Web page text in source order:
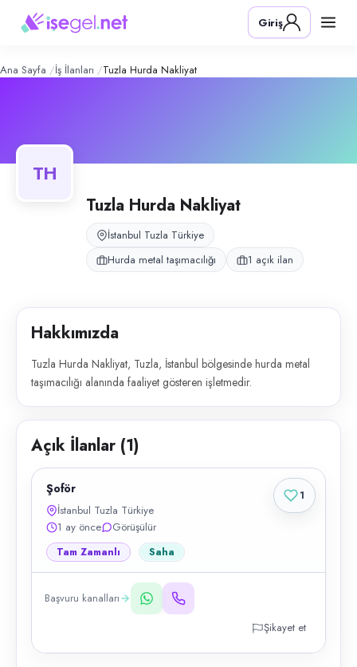
Hurda Nakliyat – Şirket Profili
Konum:
Tuzla Hurda Nakliyat, Tuzla, İstanbul bölgesinde hurda metal
Giriş
Ana Sayfa İş İlanları Tuzla Hurda Nakliyat
TH
Tuzla Hurda Nakliyat
İstanbul Tuzla Türkiye
Hurda metal taşımacılığı
1 açık ilan
Hakkımızda
Tuzla Hurda Nakliyat, Tuzla, İstanbul bölgesinde hurda metal
taşımacılığı alanında faaliyet gösteren işletmedir.
Açık İlanlar (1)
Şoför
İstanbul Tuzla Türkiye
1 ay önce
Görüşülür
Tam Zamanlı Saha
Başvuru kanalları
Şikayet et
1